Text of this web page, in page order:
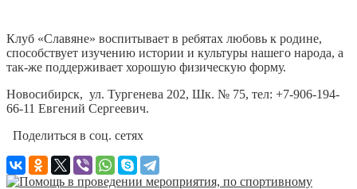
Клуб «Славяне» воспитывает в ребятах любовь к родине,
способствует изучению истории и культуры нашего народа, а
так-же поддерживает хорошую физическую форму.
Новосибирск, ул. Тургенева 202, Шк. № 75, тел: +7-906-194-
66-11 Евгений Сергеевич.
Поделиться в соц. сетях